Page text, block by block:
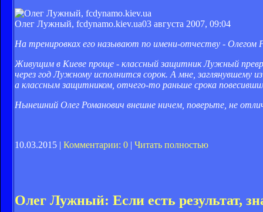
Олег Лужный, fcdynamo.kiev.ua03 августа 2007, 09:04
На тренировках его называют по имени-отчеству - Олегом
Живущим в Киеве проще - классный защитник Лужный
через год Лужному исполнится сорок. А мне,
а классным защитником, отчего-то раньше срока
Нынешний Олег Романович внешне ничем, поверьте, не
10.03.2015 | Комментарии: 0 | Читать полностью
Олег Лужный: Если есть результат,